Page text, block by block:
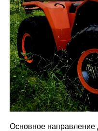
Основное направление